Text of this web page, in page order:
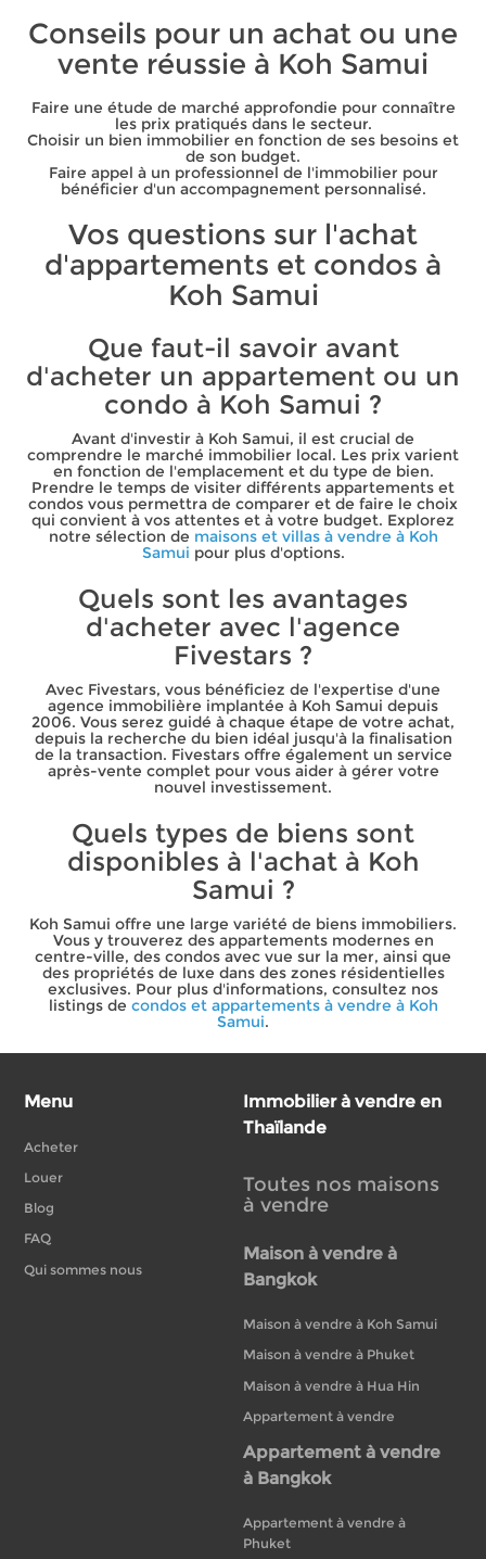
Conseils pour un achat ou une
vente réussie à Koh Samui
Faire une étude de marché approfondie pour connaître
les prix pratiqués dans le secteur.
Choisir un bien immobilier en fonction de ses besoins et
de son budget.
Faire appel à un professionnel de l'immobilier pour
bénéficier d'un accompagnement personnalisé.
Vos questions sur l'achat
d'appartements et condos à
Koh Samui
Que faut-il savoir avant
d'acheter un appartement ou un
condo à Koh Samui ?
Avant d'investir à Koh Samui, il est crucial de
comprendre le marché immobilier local. Les prix varient
en fonction de l'emplacement et du type de bien.
Prendre le temps de visiter différents appartements et
condos vous permettra de comparer et de faire le choix
qui convient à vos attentes et à votre budget. Explorez
notre sélection de maisons et villas à vendre à Koh
Samui pour plus d'options.
Quels sont les avantages
d'acheter avec l'agence
Fivestars ?
Avec Fivestars, vous bénéficiez de l'expertise d'une
agence immobilière implantée à Koh Samui depuis
2006. Vous serez guidé à chaque étape de votre achat,
depuis la recherche du bien idéal jusqu'à la finalisation
de la transaction. Fivestars offre également un service
après-vente complet pour vous aider à gérer votre
nouvel investissement.
Quels types de biens sont
disponibles à l'achat à Koh
Samui ?
Koh Samui offre une large variété de biens immobiliers.
Vous y trouverez des appartements modernes en
centre-ville, des condos avec vue sur la mer, ainsi que
des propriétés de luxe dans des zones résidentielles
exclusives. Pour plus d'informations, consultez nos
listings de condos et appartements à vendre à Koh
Samui.
Menu
Acheter
Louer
Blog
FAQ
Qui sommes nous
Immobilier à vendre en
Thaïlande
Toutes nos maisons
à vendre
Maison à vendre à
Bangkok
Maison à vendre à Koh Samui
Maison à vendre à Phuket
Maison à vendre à Hua Hin
Appartement à vendre
Appartement à vendre
à Bangkok
Appartement à vendre à
Phuket